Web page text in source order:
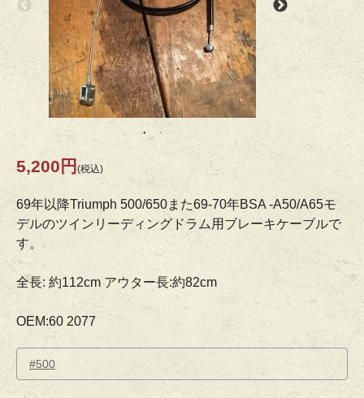
5,200円 (税込)
69年以降Triumph 500/650また69-70年BSA -A50/A65モ
デルのツインリーディングドラム用ブレーキケーブルで
す。
全長: 約112cm アウター長:約82cm
OEM:60 2077
#500